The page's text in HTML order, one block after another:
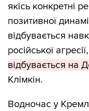
якісь конкретні
позитивної
відбувається
російської агресії,
відбувається на
Клімкін.
Водночас у